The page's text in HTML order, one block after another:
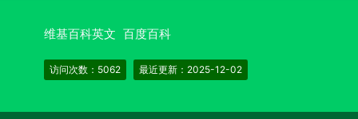
维基百科英文 百度百科
访问次数：5062 最近更新：2025-12-02